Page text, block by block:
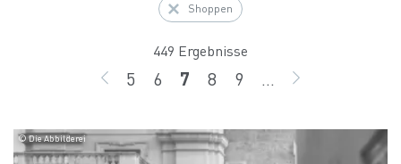
Shoppen
449 Ergebnisse
ZURÜCK
Seite
5 Seite
6 Seite
7 Seite
8 Seite
9 ... WEITER
© Die Abbilderei